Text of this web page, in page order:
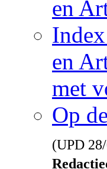
en
en
met
Op
(UPD